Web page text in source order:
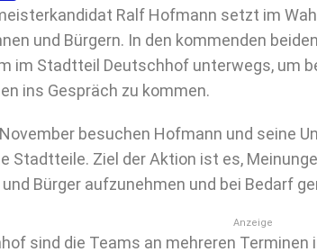
Ralf Hofmann setzt im
und Bürgern. In den kommenden
im Stadtteil Deutschhof unterwegs, um
ins Gespräch zu kommen.
besuchen Hofmann und seine
Stadtteile. Ziel der Aktion ist es,
Bürger aufzunehmen und bei Bedarf
Anzeige
sind die Teams an mehreren Terminen